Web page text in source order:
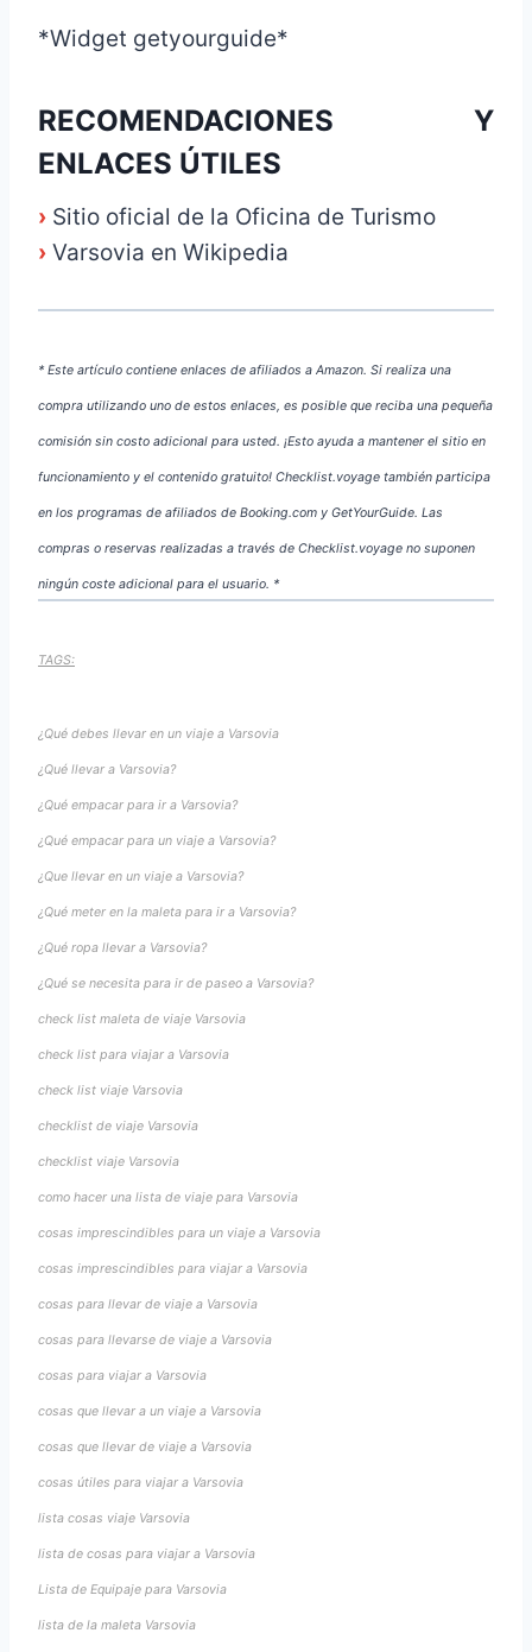
*Widget getyourguide*
RECOMENDACIONES Y
ENLACES ÚTILES
› Sitio oficial de la Oficina de Turismo
› Varsovia en Wikipedia
* Este artículo contiene enlaces de afiliados a Amazon. Si realiza una
compra utilizando uno de estos enlaces, es posible que reciba una pequeña
comisión sin costo adicional para usted. ¡Esto ayuda a mantener el sitio en
funcionamiento y el contenido gratuito! Checklist.voyage también participa
en los programas de afiliados de Booking.com y GetYourGuide. Las
compras o reservas realizadas a través de Checklist.voyage no suponen
ningún coste adicional para el usuario. *
TAGS:
¿Qué debes llevar en un viaje a Varsovia
¿Qué llevar a Varsovia?
¿Qué empacar para ir a Varsovia?
¿Qué empacar para un viaje a Varsovia?
¿Que llevar en un viaje a Varsovia?
¿Qué meter en la maleta para ir a Varsovia?
¿Qué ropa llevar a Varsovia?
¿Qué se necesita para ir de paseo a Varsovia?
check list maleta de viaje Varsovia
check list para viajar a Varsovia
check list viaje Varsovia
checklist de viaje Varsovia
checklist viaje Varsovia
como hacer una lista de viaje para Varsovia
cosas imprescindibles para un viaje a Varsovia
cosas imprescindibles para viajar a Varsovia
cosas para llevar de viaje a Varsovia
cosas para llevarse de viaje a Varsovia
cosas para viajar a Varsovia
cosas que llevar a un viaje a Varsovia
cosas que llevar de viaje a Varsovia
cosas útiles para viajar a Varsovia
lista cosas viaje Varsovia
lista de cosas para viajar a Varsovia
Lista de Equipaje para Varsovia
lista de la maleta Varsovia